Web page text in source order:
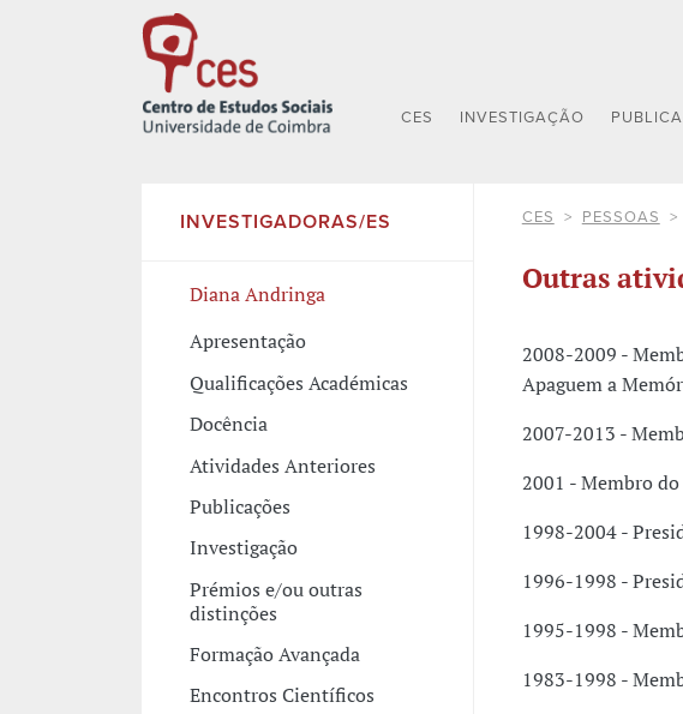
CES INVESTIGAÇÃO
INVESTIGADORAS/ES
Diana Andringa
Apresentação
Qualificações Académicas
Docência
Atividades Anteriores
Publicações
Investigação
Prémios e/ou outras
distinções
Formação Avançada
Encontros Científicos
CES PESSOAS
Outras
2008-2009 -
Apaguem a
2007-2013 -
2001 - Membro do
1998-2004 -
1996-1998 -
1995-1998 -
1983-1998 -